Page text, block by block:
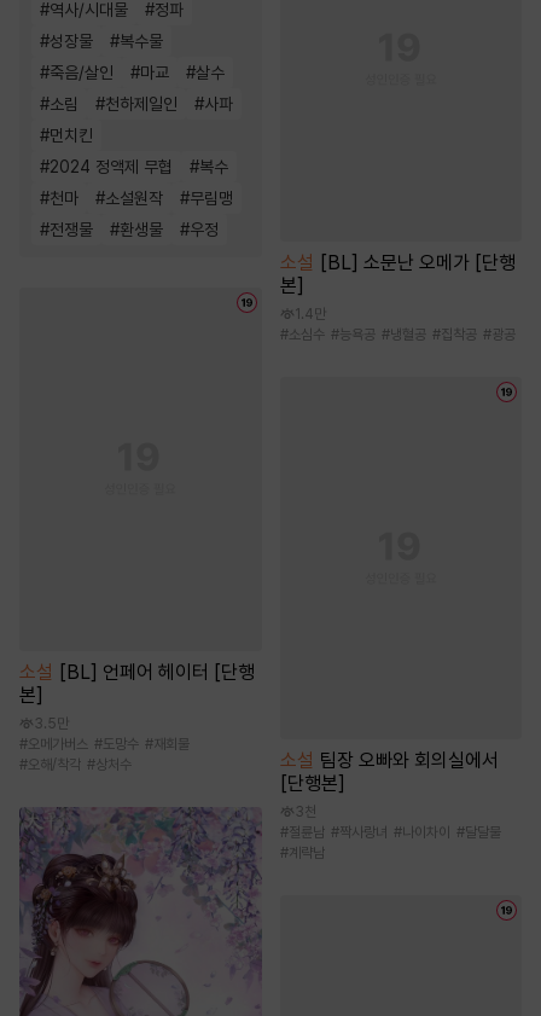
#역사/시대물 #정파
#성장물 #복수물
#죽음/살인 #마교 #살수
#소림 #천하제일인 #사파
#먼치킨
#2024 정액제 무협 #복수
#천마 #소설원작 #무림맹
#전쟁물 #환생물 #우정
소설 [BL] 언페어 헤이터 [단행
본]
3.5만
#오메가버스 #도망수 # 재회물
#오해/착각 #상처수
소설 [BL] 소문난 오메가 [단행
본]
1.4만
#소심수 #능욕공 #냉혈공 #집착공 #광공
소설 팀장 오빠와 회의실에서
[단행본]
3천
#절륜남 #짝사랑녀 #나이차이 #달달물
#계략남